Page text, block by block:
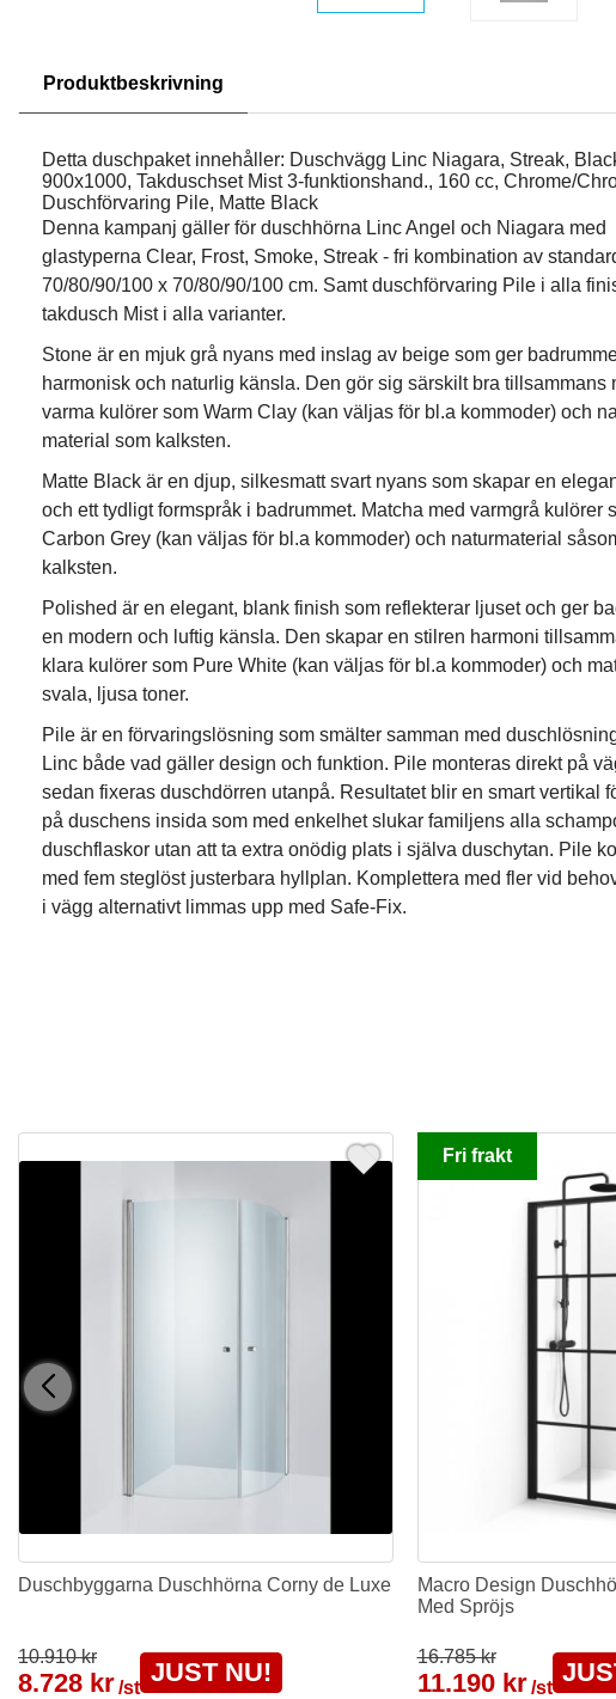
Produktbeskrivning
Detta duschpaket innehåller: Duschvägg Linc Niagara, Streak,
900x1000, Takduschset Mist 3-funktionshand., 160 cc, Chrome/
Duschförvaring Pile, Matte Black
Denna kampanj gäller för duschhörna Linc Angel och Niagara med
glastyperna Clear, Frost, Smoke, Streak - fri kombination av
70/80/90/100 x 70/80/90/100 cm. Samt duschförvaring Pile i alla
takdusch Mist i alla varianter.
Stone är en mjuk grå nyans med inslag av beige som ger
harmonisk och naturlig känsla. Den gör sig särskilt bra tillsammans
varma kulörer som Warm Clay (kan väljas för bl.a kommoder) och
material som kalksten.
Matte Black är en djup, silkesmatt svart nyans som skapar en
och ett tydligt formspråk i badrummet. Matcha med varmgrå kulörer
Carbon Grey (kan väljas för bl.a kommoder) och naturmaterial
kalksten.
Polished är en elegant, blank finish som reflekterar ljuset och ger
en modern och luftig känsla. Den skapar en stilren harmoni
klara kulörer som Pure White (kan väljas för bl.a kommoder) och
svala, ljusa toner.
Pile är en förvaringslösning som smälter samman med
Linc både vad gäller design och funktion. Pile monteras direkt på
sedan fixeras duschdörren utanpå. Resultatet blir en smart vertikal
på duschens insida som med enkelhet slukar familjens alla
duschflaskor utan att ta extra onödig plats i själva duschytan. Pile
med fem steglöst justerbara hyllplan. Komplettera med fler vid
i vägg alternativt limmas upp med Safe-Fix.
Duschbyggarna Duschhörna Corny de Luxe
10.910 kr
8.728 kr/st
JUST NU!
Macro Design
Med Spröjs
16.785 kr
11.190 kr /st
Fri frakt